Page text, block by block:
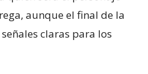
aunque el final de la
claras para los